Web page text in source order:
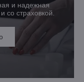
и надежная
со страховкой.